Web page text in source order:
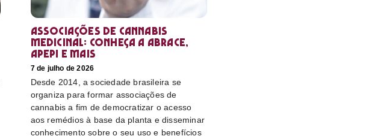
Associações de cannabis
medicinal: conheça a Abrace,
Apepi e mais
7 de julho de 2026
Desde 2014, a sociedade brasileira se
organiza para formar associações de
cannabis a fim de democratizar o acesso
aos remédios à base da planta e disseminar
conhecimento sobre o seu uso e benefícios